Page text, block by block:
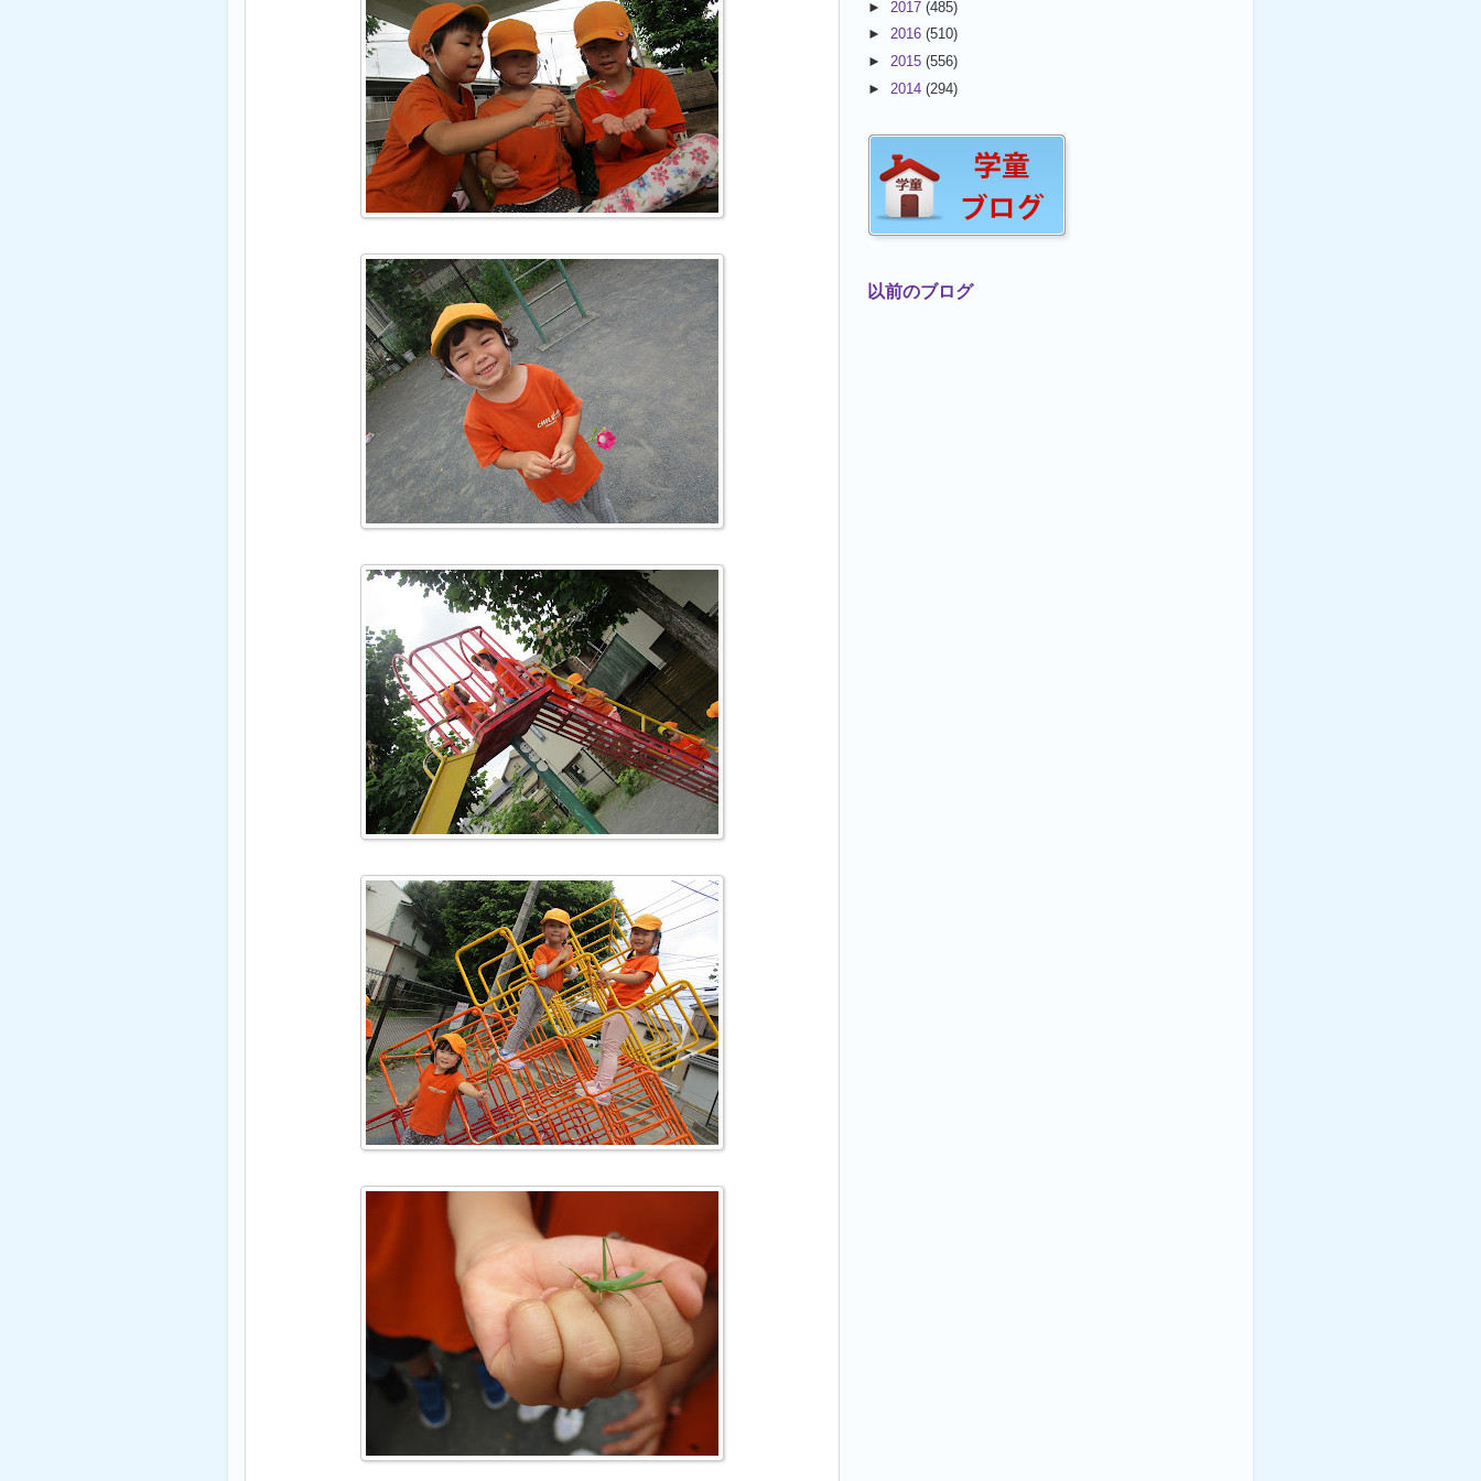
► 2017 (485)
► 2016 (510)
► 2015 (556)
► 2014 (294)
以前のブログ